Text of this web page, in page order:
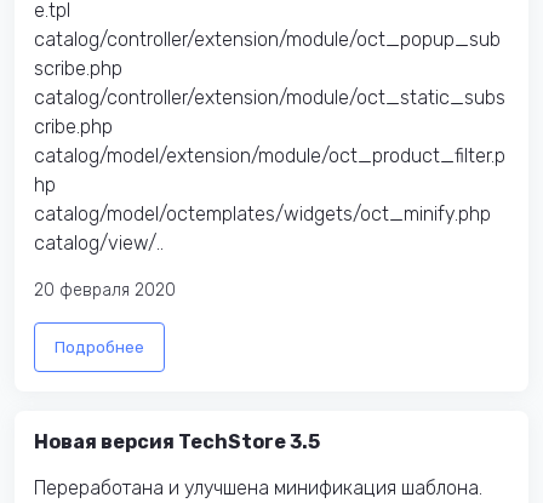
e.tpl
catalog/controller/extension/module/oct_popup_sub
scribe.php
catalog/controller/extension/module/oct_static_subs
cribe.php
catalog/model/extension/module/oct_product_filter.p
hp
catalog/model/octemplates/widgets/oct_minify.php
catalog/view/..
20 февраля 2020
Подробнее
Новая версия TechStore 3.5
Переработана и улучшена минификация шаблона.